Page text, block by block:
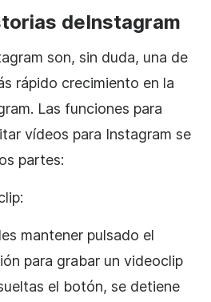
deInstagram
son, sin duda, una de
rápido crecimiento en la
. Las funciones para
vídeos para Instagram se
partes:
mantener pulsado el
para grabar un videoclip
el botón, se detiene